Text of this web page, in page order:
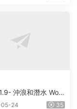
沖浪和潛水 Wor
題 24 35